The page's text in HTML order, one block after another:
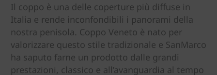
Il coppo è una delle coperture più diffuse in
Italia e rende inconfondibili i panorami della
nostra penisola. Coppo Veneto è nato per
valorizzare questo stile tradizionale e SanMarco
ha saputo farne un prodotto dalle grandi
prestazioni, classico e all’avanguardia al tempo